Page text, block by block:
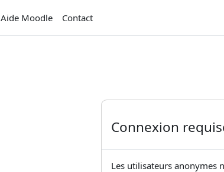
Aide Moodle Contact
Connexion
Les utilisateurs anonymes